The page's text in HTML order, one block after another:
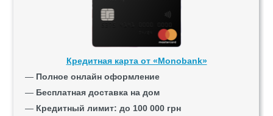
Кредитная карта от «Monobank»
— Полное онлайн оформление
— Бесплатная доставка на дом
— Кредитный лимит: до 100 000 грн